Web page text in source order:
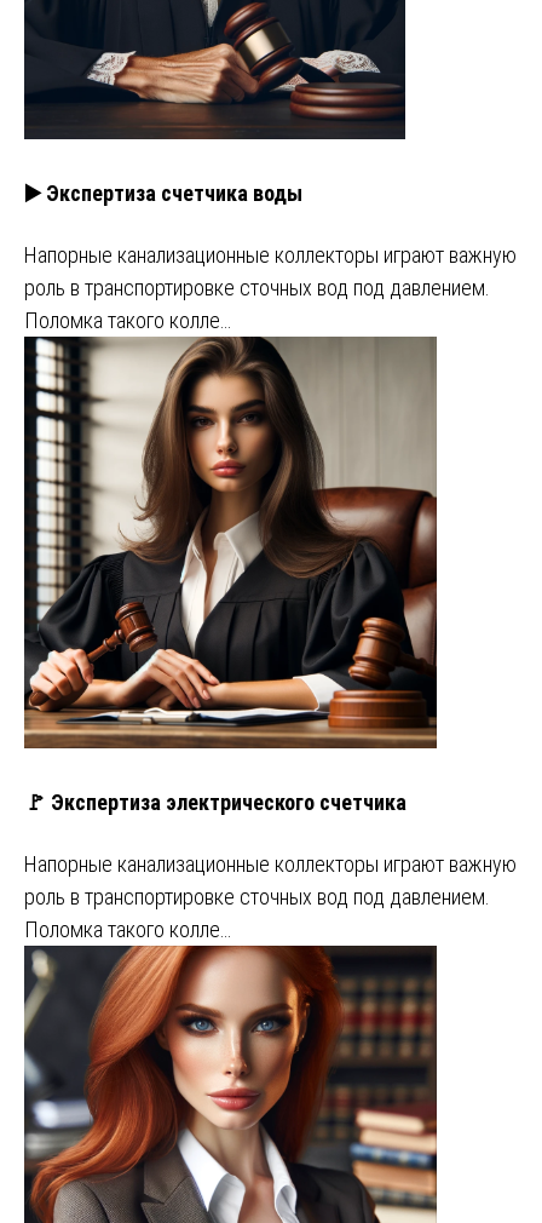
▶️ Экспертиза счетчика воды
Напорные канализационные коллекторы играют важную
роль в транспортировке сточных вод под давлением.
Поломка такого колле…
🚩 Экспертиза электрического счетчика
Напорные канализационные коллекторы играют важную
роль в транспортировке сточных вод под давлением.
Поломка такого колле…